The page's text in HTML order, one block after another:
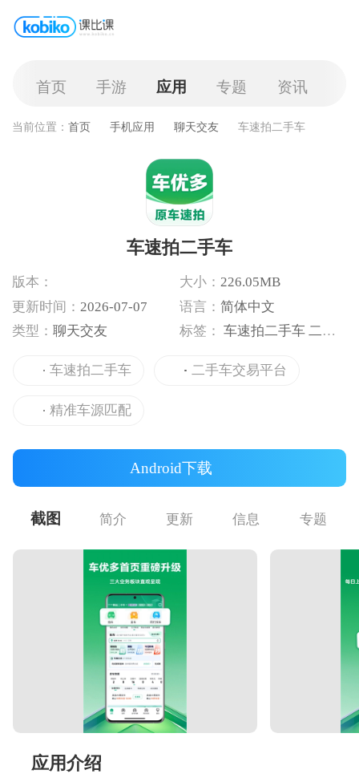
首页 手游 应用 专题 资讯
当前位置： 首页 手机应用 聊天交友 车速拍二手车
车速拍二手车
版本： 大小： 226.05MB
更新时间： 2026-07-07 语言： 简体中文
类型： 聊天交友 标签： 车速拍二手车 二手车交易平台
车速拍二手车 二手车交易平台
精准车源匹配
Android下载
截图 简介 更新 信息 专题
应用介绍